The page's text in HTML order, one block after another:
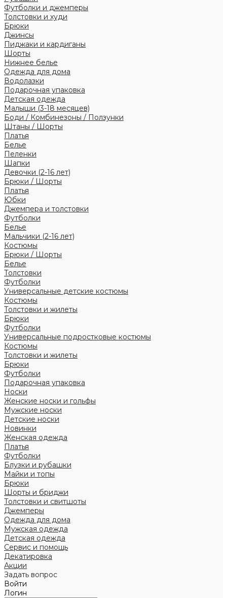
Футболки и джемперы
Толстовки и худи
Брюки
Джинсы
Пиджаки и кардиганы
Шорты
Нижнее белье
Одежда для дома
Водолазки
Подарочная упаковка
Детская одежда
Малыши (3-18 месяцев)
Боди / Комбинезоны / Ползунки
Штаны / Шорты
Платья
Белье
Пеленки
Шапки
Девочки (2-16 лет)
Брюки / Шорты
Платья
Юбки
Джемпера и толстовки
Футболки
Белье
Мальчики (2-16 лет)
Костюмы
Брюки / Шорты
Белье
Толстовки
Футболки
Универсальные детские костюмы
Костюмы
Толстовки и жилеты
Брюки
Футболки
Универсальные подростковые костюмы
Костюмы
Толстовки и жилеты
Брюки
Футболки
Подарочная упаковка
Носки
Женские носки и гольфы
Мужские носки
Детские носки
Новинки
Женская одежда
Платья
Футболки
Блузки и рубашки
Майки и топы
Брюки
Шорты и бриджи
Толстовки и свитшоты
Джемперы
Одежда для дома
Мужская одежда
Детская одежда
Сервис и помощь
Декатировка
Акции
Задать вопрос
Войти
Логин